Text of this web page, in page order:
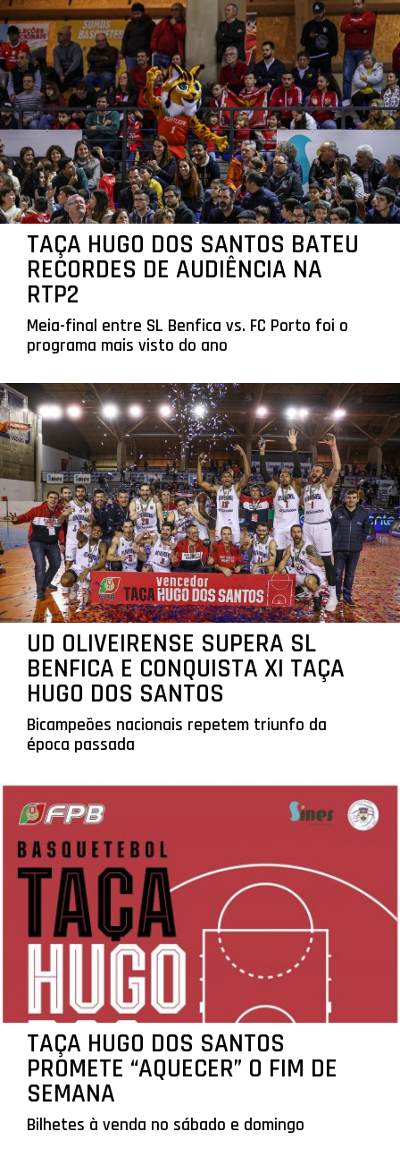
TAÇA HUGO DOS SANTOS BATEU
RECORDES DE AUDIÊNCIA NA
RTP2
Meia-final entre SL Benfica vs. FC Porto foi o
programa mais visto do ano
UD OLIVEIRENSE SUPERA SL
BENFICA E CONQUISTA XI TAÇA
HUGO DOS SANTOS
Bicampeões nacionais repetem triunfo da
época passada
TAÇA HUGO DOS SANTOS
PROMETE “AQUECER” O FIM DE
SEMANA
Bilhetes à venda no sábado e domingo